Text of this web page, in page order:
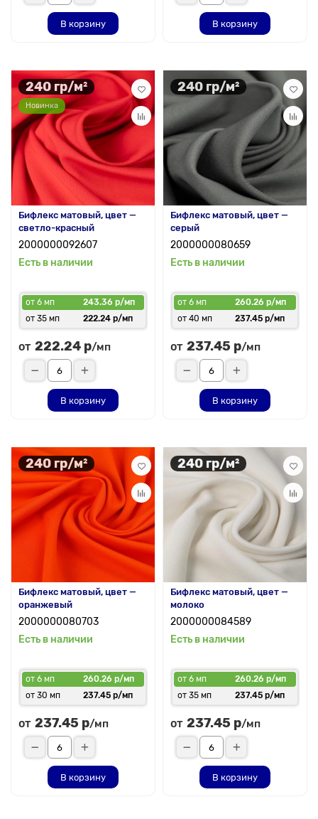
В корзину В корзину
240 гр/м²
Новинка
Бифлекс матовый, цвет —
светло-красный
2000000092607
Есть в наличии
от 6 мп
243.36 р/мп
от 35 мп
222.24 р/мп
от 222.24 р/мп
В корзину
240 гр/м²
Бифлекс матовый, цвет —
серый
2000000080659
Есть в наличии
от 6 мп
260.26 р/мп
от 40 мп
237.45 р/мп
от 237.45 р/мп
В корзину
240 гр/м²
Бифлекс матовый, цвет —
оранжевый
2000000080703
Есть в наличии
от 6 мп
260.26 р/мп
от 30 мп
237.45 р/мп
от 237.45 р/мп
В корзину
240 гр/м²
Бифлекс матовый, цвет —
молоко
2000000084589
Есть в наличии
от 6 мп
260.26 р/мп
от 35 мп
237.45 р/мп
от 237.45 р/мп
В корзину